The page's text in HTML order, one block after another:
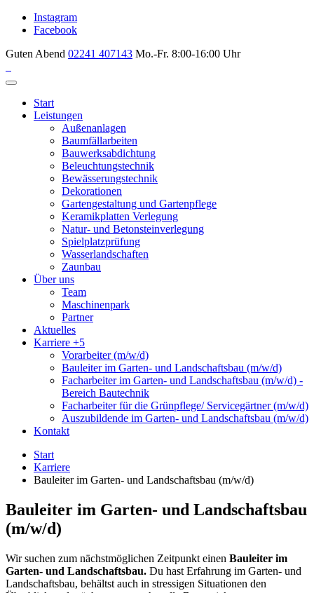
Instagram
Facebook
Guten Abend 02241 407143 Mo.-Fr. 8:00-16:00 Uhr
Start
Leistungen
Außenanlagen
Baumfällarbeiten
Bauwerksabdichtung
Beleuchtungstechnik
Bewässerungstechnik
Dekorationen
Gartengestaltung und Gartenpflege
Keramikplatten Verlegung
Natur- und Betonsteinverlegung
Spielplatzprüfung
Wasserlandschaften
Zaunbau
Über uns
Team
Maschinenpark
Partner
Aktuelles
Karriere +5
Vorarbeiter (m/w/d)
Bauleiter im Garten- und Landschaftsbau (m/w/d)
Facharbeiter im Garten- und Landschaftsbau (m/w/d) -
Bereich Bautechnik
Facharbeiter für die Grünpflege/ Servicegärtner (m/w/d)
Auszubildende im Garten- und Landschaftsbau (m/w/d)
Kontakt
Start
Karriere
Bauleiter im Garten- und Landschaftsbau (m/w/d)
Bauleiter im Garten- und Landschaftsbau
(m/w/d)
Wir suchen zum nächstmöglichen Zeitpunkt einen Bauleiter im
Garten- und Landschaftsbau. Du hast Erfahrung im Garten- und
Landschaftsbau, behältst auch in stressigen Situationen den